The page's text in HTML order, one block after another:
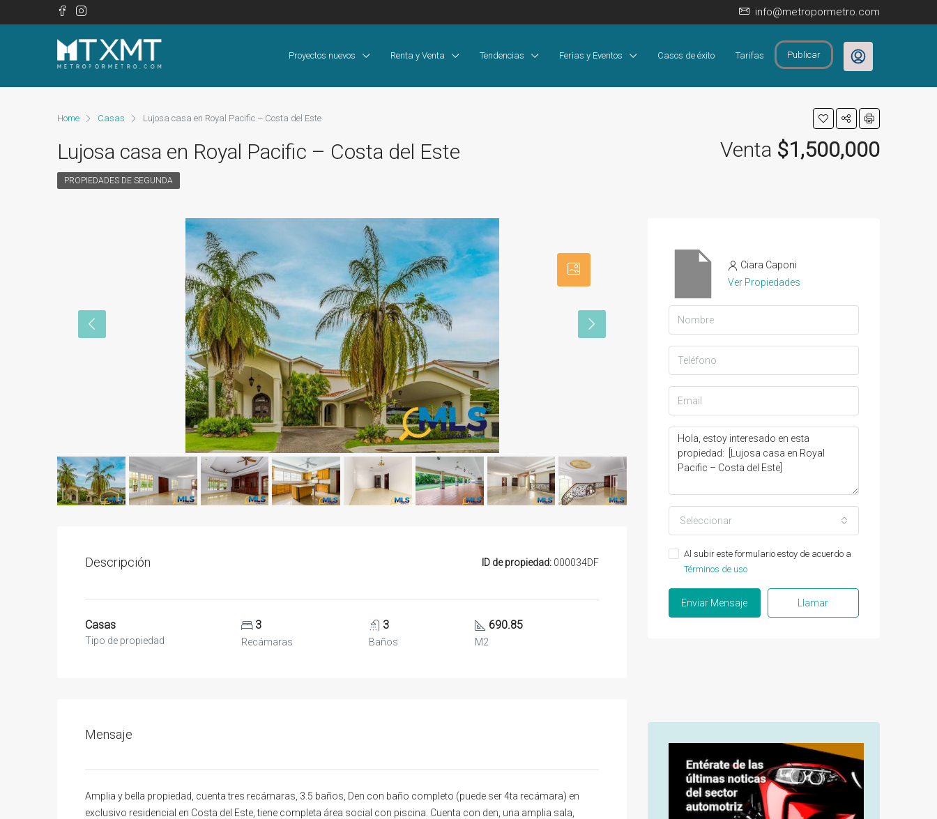
info@metropormetro.com
Proyectos nuevos Renta y Venta Tendencias Ferias y Eventos Casos de éxito Tarifas Publicar
Home Casas Lujosa casa en Royal Pacific – Costa del Este
Lujosa casa en Royal Pacific – Costa del Este Venta $1,500,000
PROPIEDADES DE SEGUNDA
Descripción ID de propiedad: 000034DF
Casas
Tipo de propiedad
3
Recámaras
3
Baños
690.85
M2
Mensaje
Amplia y bella propiedad, cuenta tres recámaras, 3.5 baños, Den con baño completo (puede ser 4ta recámara) en
exclusivo residencial en Costa del Este, tiene completa área social con piscina. Cuenta con den, una amplia sala,
Ciara Caponi
Ver Propiedades
Seleccionar
Al subir este formulario estoy de acuerdo a
Términos de uso
Enviar Mensaje Llamar